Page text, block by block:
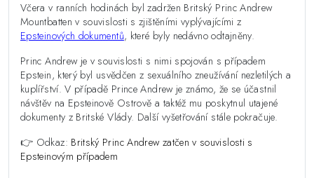
Včera v ranních hodinách byl zadržen Britský Princ Andrew
Mountbatten v souvislosti s zjištěními vyplývajícími z
Epsteinových dokumentů, které byly nedávno odtajněny.
Princ Andrew je v souvislosti s nimi spojován s případem
Epstein, který byl usvědčen z sexuálního zneužívání nezletilých a
kuplířství. V případě Prince Andrew je známo, že se účastnil
návštěv na Epsteinově Ostrově a taktéž mu poskytnul utajené
dokumenty z Britské Vlády. Další vyšetřování stále pokračuje.
👉 Odkaz: Britský Princ Andrew zatčen v souvislosti s
Epsteinovým případem